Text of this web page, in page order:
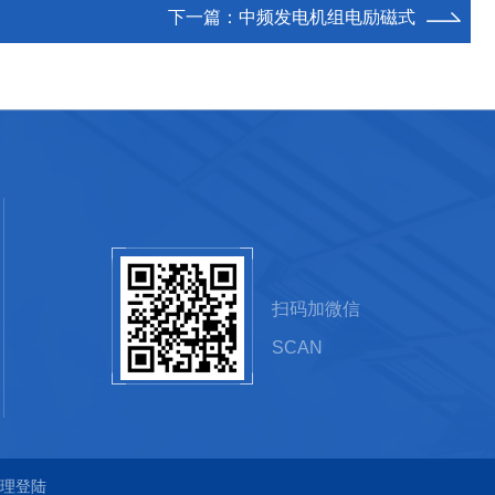
下一篇： 中频发电机组电励磁式
扫码加微信
SCAN
登陆